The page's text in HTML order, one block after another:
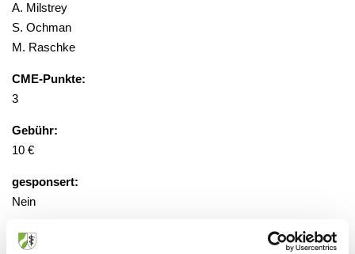
A. Milstrey
S. Ochman
M. Raschke
CME-Punkte:
3
Gebühr:
10 €
gesponsert:
Nein